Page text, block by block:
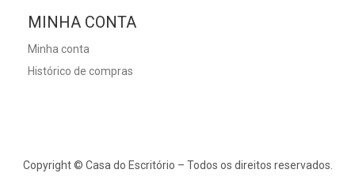
MINHA CONTA
Minha conta
Histórico de compras
Copyright © Casa do Escritório – Todos os direitos reservados.